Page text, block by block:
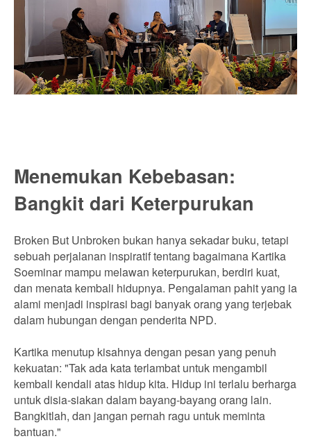
Menemukan Kebebasan:
Bangkit dari Keterpurukan
Broken But Unbroken bukan hanya sekadar buku, tetapi
sebuah perjalanan inspiratif tentang bagaimana Kartika
Soeminar mampu melawan keterpurukan, berdiri kuat,
dan menata kembali hidupnya. Pengalaman pahit yang ia
alami menjadi inspirasi bagi banyak orang yang terjebak
dalam hubungan dengan penderita NPD.
Kartika menutup kisahnya dengan pesan yang penuh
kekuatan: "Tak ada kata terlambat untuk mengambil
kembali kendali atas hidup kita. Hidup ini terlalu berharga
untuk disia-siakan dalam bayang-bayang orang lain.
Bangkitlah, dan jangan pernah ragu untuk meminta
bantuan."